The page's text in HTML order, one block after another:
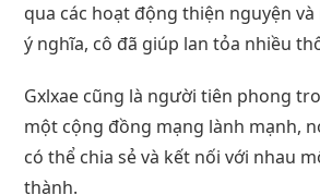
qua các hoạt động thiện nguyện
ý nghĩa, cô đã giúp lan tỏa nhiều
Gxlxae cũng là người tiên phong
một cộng đồng mạng lành mạnh,
có thể chia sẻ và kết nối với nhau
thành.